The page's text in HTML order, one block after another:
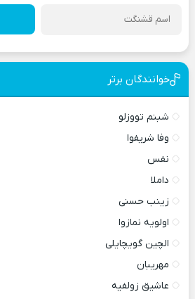
خوانندگان برتر
شبنم تووزلو
وفا شریفوا
نفس
داملا
زینب حسنی
اولویه نمازوا
الچین گویچایلی
مهریبان
عاشیق زولفیه